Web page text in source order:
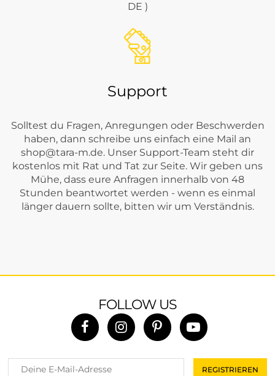
DE )
Support
Solltest du Fragen, Anregungen oder Beschwerden
haben, dann schreibe uns einfach eine Mail an
shop@tara-m.de. Unser Support-Team steht dir
kostenlos mit Rat und Tat zur Seite. Wir geben uns
Mühe, dass eure Anfragen innerhalb von 48
Stunden beantwortet werden - wenn es einmal
länger dauern sollte, bitten wir um Verständnis.
FOLLOW US